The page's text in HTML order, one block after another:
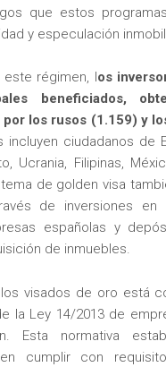
que estos
y especulación
régimen, l os
beneficiados,
los rusos (1.159) y
incluyen ciudadanos de
Ucrania, Filipinas,
de golden visa
de inversiones en
españolas y
de inmuebles.
visados de oro está
la Ley 14/2013 de
Esta normativa
cumplir con